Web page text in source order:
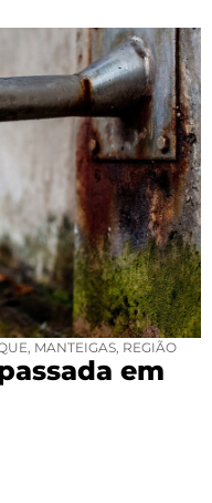
MANTEIGAS REGIÃO
em